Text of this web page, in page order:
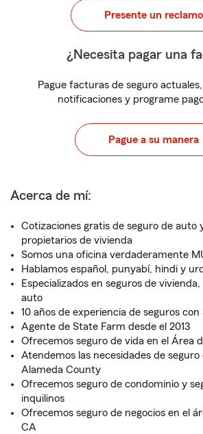
Presente un reclamo
¿Necesita pagar una
Pague facturas de seguro
notificaciones y programe
Pague a su manera
Acerca de mí:
Cotizaciones gratis de seguro de auto
propietarios de vivienda
Somos una oficina verdaderamente
Hablamos español, punyabí, hindi y
Especializados en seguros de
auto
10 años de experiencia de seguros
Agente de State Farm desde el 2013
Ofrecemos seguro de vida en el Área
Atendemos las necesidades de seguro
Alameda County
Ofrecemos seguro de condominio y
inquilinos
Ofrecemos seguro de negocios en el
CA